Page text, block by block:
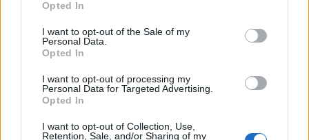
use your data for below specified purposes in below Google
consent section.
Opted In
I want to opt-out of the Sale of my
Personal Data.
Opted In
I want to opt-out of processing my
Personal Data for Targeted Advertising.
Opted In
I want to opt-out of Collection, Use,
Retention, Sale, and/or Sharing of my
meditation in one act című bemutatód is
gazdagítja.
hogy készítsek neki egy előadást. Benjamin Jarrett
tavaly ősszel keresett meg, hogy szeretne Amerikába
melyet nem ő koreografál. Először egy kötetlen